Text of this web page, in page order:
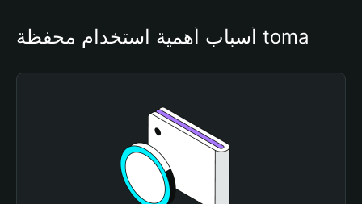
أسباب أهمية استخدام محفظة toma